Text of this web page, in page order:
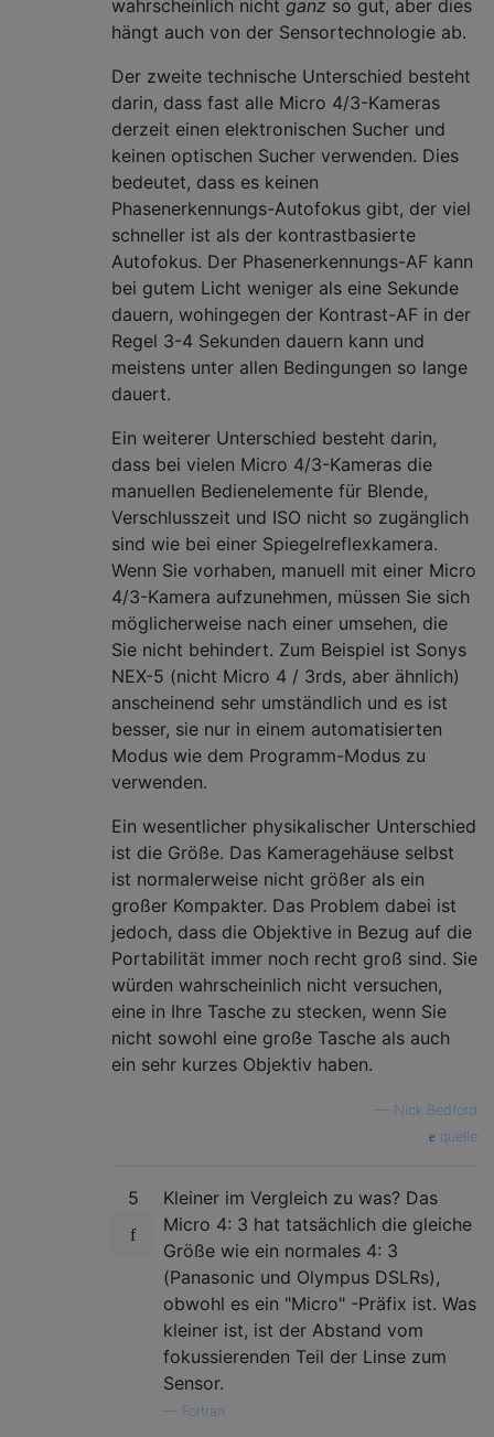
wahrscheinlich nicht ganz so gut, aber dies
hängt auch von der Sensortechnologie ab.
Der zweite technische Unterschied besteht
darin, dass fast alle Micro 4/3-Kameras
derzeit einen elektronischen Sucher und
keinen optischen Sucher verwenden. Dies
bedeutet, dass es keinen
Phasenerkennungs-Autofokus gibt, der viel
schneller ist als der kontrastbasierte
Autofokus. Der Phasenerkennungs-AF kann
bei gutem Licht weniger als eine Sekunde
dauern, wohingegen der Kontrast-AF in der
Regel 3-4 Sekunden dauern kann und
meistens unter allen Bedingungen so lange
dauert.
Ein weiterer Unterschied besteht darin,
dass bei vielen Micro 4/3-Kameras die
manuellen Bedienelemente für Blende,
Verschlusszeit und ISO nicht so zugänglich
sind wie bei einer Spiegelreflexkamera.
Wenn Sie vorhaben, manuell mit einer Micro
4/3-Kamera aufzunehmen, müssen Sie sich
möglicherweise nach einer umsehen, die
Sie nicht behindert. Zum Beispiel ist Sonys
NEX-5 (nicht Micro 4 / 3rds, aber ähnlich)
anscheinend sehr umständlich und es ist
besser, sie nur in einem automatisierten
Modus wie dem Programm-Modus zu
verwenden.
Ein wesentlicher physikalischer Unterschied
ist die Größe. Das Kameragehäuse selbst
ist normalerweise nicht größer als ein
großer Kompakter. Das Problem dabei ist
jedoch, dass die Objektive in Bezug auf die
Portabilität immer noch recht groß sind. Sie
würden wahrscheinlich nicht versuchen,
eine in Ihre Tasche zu stecken, wenn Sie
nicht sowohl eine große Tasche als auch
ein sehr kurzes Objektiv haben.
Nick Bedford
quelle
5
Kleiner im Vergleich zu was? Das
Micro 4: 3 hat tatsächlich die gleiche
Größe wie ein normales 4: 3
(Panasonic und Olympus DSLRs),
obwohl es ein "Micro" -Präfix ist. Was
kleiner ist, ist der Abstand vom
fokussierenden Teil der Linse zum
Sensor.
Fortran